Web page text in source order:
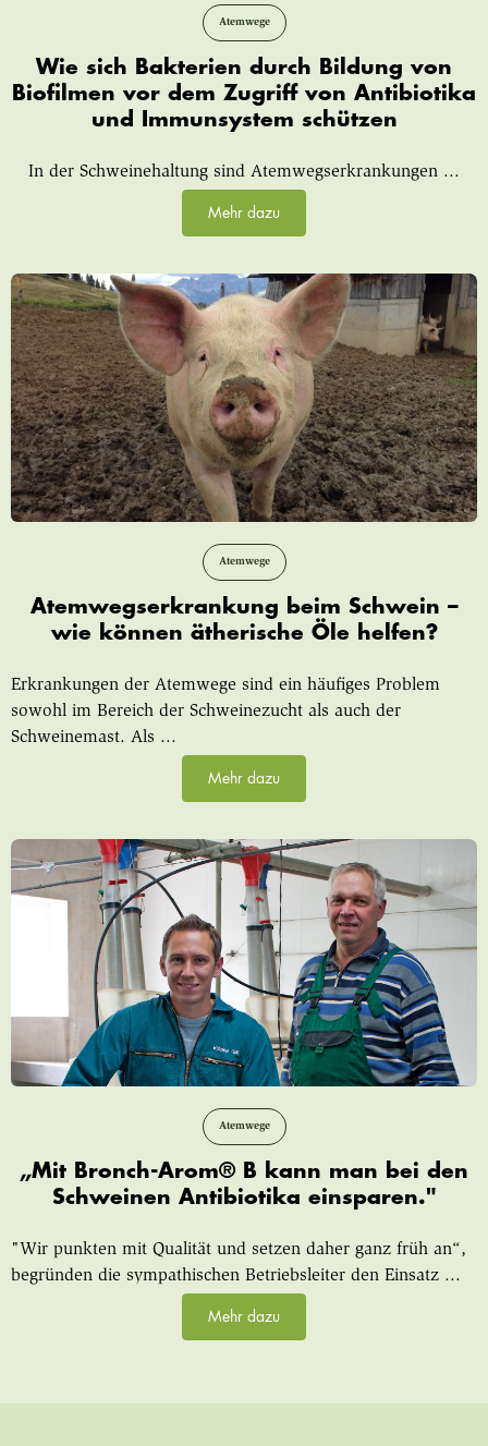
Atemwege
Wie sich Bakterien durch Bildung von
Biofilmen vor dem Zugriff von Antibiotika
und Immunsystem schützen
In der Schweinehaltung sind Atemwegserkrankungen ...
Mehr dazu
Atemwege
Atemwegserkrankung beim Schwein –
wie können ätherische Öle helfen?
Erkrankungen der Atemwege sind ein häufiges Problem
sowohl im Bereich der Schweinezucht als auch der
Schweinemast. Als ...
Mehr dazu
Atemwege
„Mit Bronch-Arom® B kann man bei den
Schweinen Antibiotika einsparen."
"Wir punkten mit Qualität und setzen daher ganz früh an“,
begründen die sympathischen Betriebsleiter den Einsatz ...
Mehr dazu